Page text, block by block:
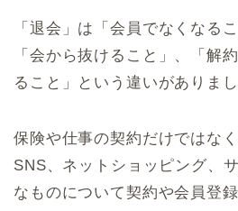
「退会」は「会員でなくなる
「会から抜けること」、「解
ること」という違いがありまし
保険や仕事の契約だけではな
SNS、ネットショッピング、
なものについて契約や会員登